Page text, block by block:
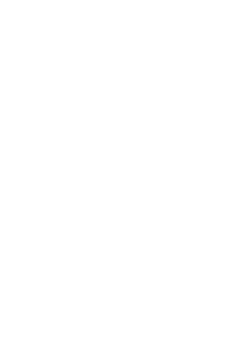
料。
未經授權的方式存取任何服務、其
或連線至服務的電腦系統或網
或中斷連線至任何服務的伺服器
用於任何軍事用途，包括網路戰、
計、製造或生產飛彈、核子、化
歲才能購買我們的軟體和服務。
軟體或服務中選擇存取或使用其他
，或者您購買的軟體授權或服務使
和服務，即表示您瞭解並同意最新
。